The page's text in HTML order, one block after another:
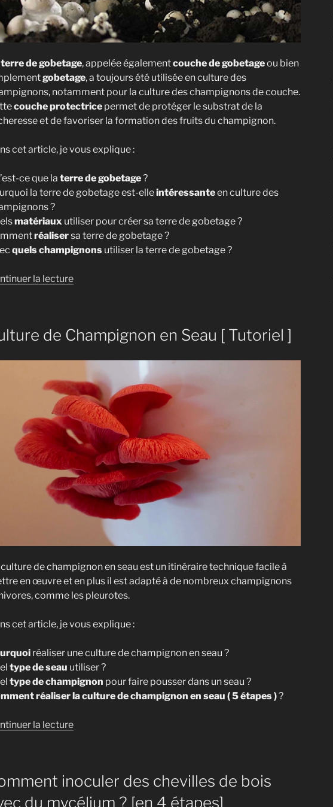
terre de gobetage, appelée égalementcouche de gobetageou bien
gobetage, a toujours été utilisée en culture des
notamment pour la culture des champignons de couche.
couche protectrice permet de protéger le substrat de la
et de favoriser la formation des fruits du champignon.
cet article, je vous explique :
ce que la terre de gobetage?
la terre de gobetage est-elleintéressanteen culture des
?
matériaux utiliser pour créer sa terre de gobetage ?
réalisersa terre de gobetage ?
quels champignons utiliser la terre de gobetage ?
la lecturede
Gobetage »
de Champignon en Seau [ Tutoriel ]
culture de champignon en seau est un itinéraire technique facile à
en œuvre et en plus il est adapté à de nombreux champignons
comme les pleurotes.
cet article, je vous explique :
réaliser une culture de champignon en seau ?
type de seau utiliser ?
type de champignon pour faire pousser dans un seau ?
réaliser la culture de champignon en seau ( 5 étapes )?
la lecturede
en
Seau
inoculer des chevilles de bois
du mycélium ? [en 4 étapes]